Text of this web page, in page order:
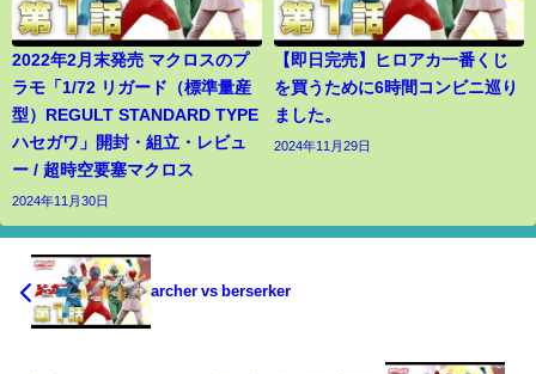
2022年2月末発売 マクロスのプ
ラモ「1/72 リガード（標準量産
型）REGULT STANDARD TYPE
ハセガワ」開封・組立・レビュ
ー / 超時空要塞マクロス
2024年11月30日
【即日完売】ヒロアカ一番くじ
を買うために6時間コンビニ巡り
ました。
2024年11月29日
archer vs berserker